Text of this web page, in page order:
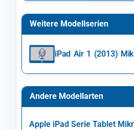
Weitere Modellserien
iPad Air 1 (2013)
Andere Modellarten
Apple iPad Serie Tablet